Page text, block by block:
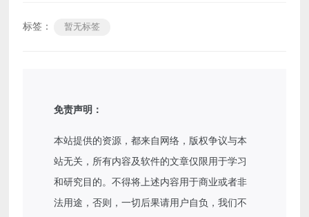
标签： 暂无标签
免责声明：
本站提供的资源，都来自网络，版权争议与本
站无关，所有内容及软件的文章仅限用于学习
和研究目的。不得将上述内容用于商业或者非
法用途，否则，一切后果请用户自负，我们不